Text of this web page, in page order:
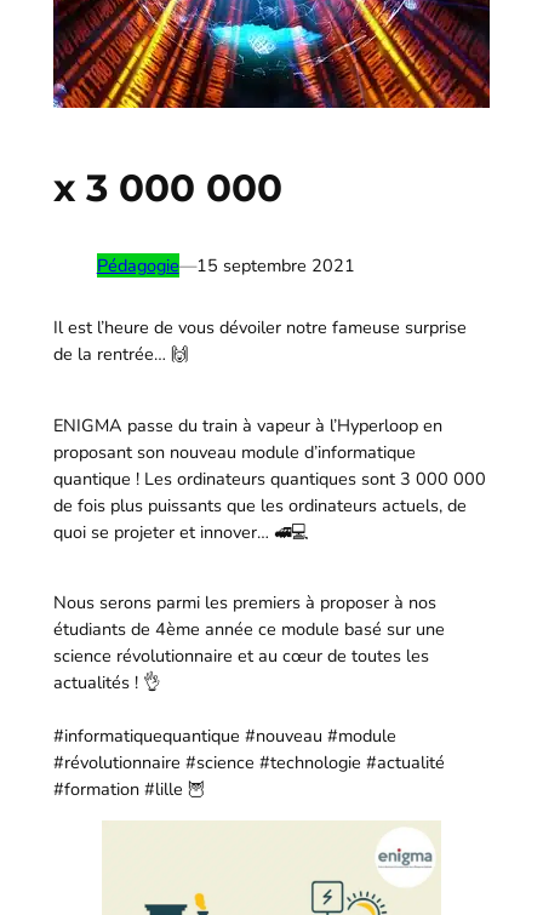
x 3 000 000
Pédagogie—15 septembre 2021
Il est l’heure de vous dévoiler notre fameuse surprise
de la rentrée… 🙌
ENIGMA passe du train à vapeur à l’Hyperloop en
proposant son nouveau module d’informatique
quantique ! Les ordinateurs quantiques sont 3 000 000
de fois plus puissants que les ordinateurs actuels, de
quoi se projeter et innover… 🚅💻
Nous serons parmi les premiers à proposer à nos
étudiants de 4ème année ce module basé sur une
science révolutionnaire et au cœur de toutes les
actualités ! 👌
#informatiquequantique #nouveau #module
#révolutionnaire #science #technologie #actualité
#formation #lille 🦉